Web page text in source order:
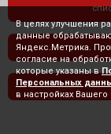
В целях улучшения
данные
Яндекс.Метрика.
согласие на
которые указаны в
Персональных
в настройках Вашего